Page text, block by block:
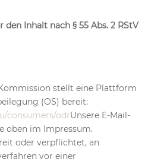
Inhalt nach § 55 Abs. 2 RStV
stellt eine Plattform
(OS) bereit:
consumers/odrUnsere E-Mail-
oben im Impressum.
oder verpflichtet, an
vor einer